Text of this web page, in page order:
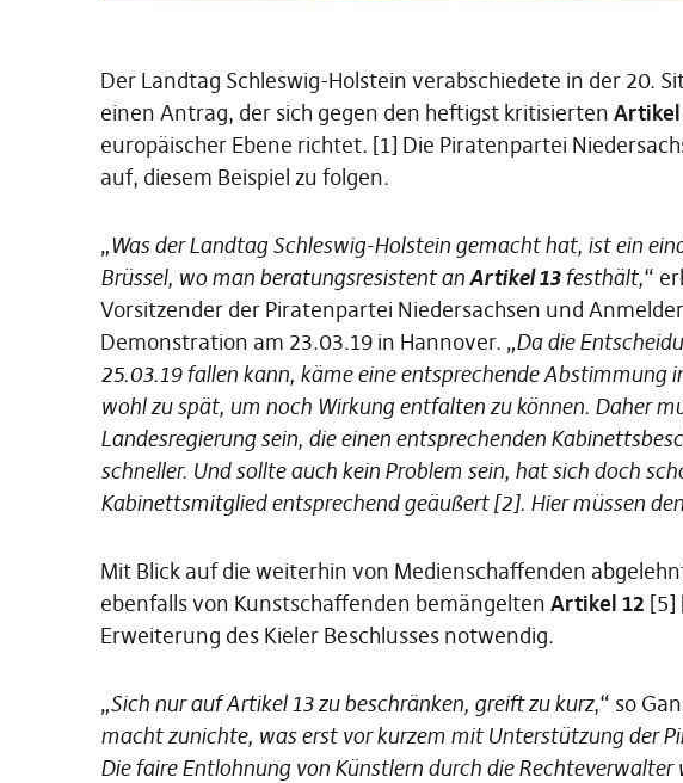
Der Landtag Schleswig-Holstein verabschiedete in der 20.
einen Antrag, der sich gegen den heftigst kritisierten Artikel
europäischer Ebene richtet. [1] Die Piratenpartei
auf, diesem Beispiel zu folgen.
„Was der Landtag Schleswig-Holstein gemacht hat, ist ein
Brüssel, wo man beratungsresistent anArtikel 13festhält,“
Vorsitzender der Piratenpartei Niedersachsen und
Demonstration am 23.03.19 in Hannover. „Da die
25.03.19 fallen kann, käme eine entsprechende Abstimmung
wohl zu spät, um noch Wirkung entfalten zu können. Daher
Landesregierung sein, die einen entsprechenden
schneller. Und sollte auch kein Problem sein, hat sich doch
Kabinettsmitglied entsprechend geäußert [2]. Hier müssen
Mit Blick auf die weiterhin von Medienschaffenden
ebenfalls von Kunstschaffenden bemängelten Artikel 12 [5]
Erweiterung des Kieler Beschlusses notwendig.
„Sich nur auf Artikel 13 zu beschränken, greift zu kurz,“ so
macht zunichte, was erst vor kurzem mit Unterstützung der
Die faire Entlohnung von Künstlern durch die Rechteverwalter